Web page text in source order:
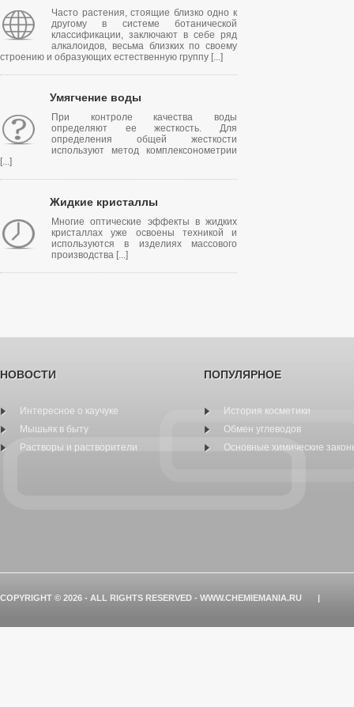
Часто растения, стоящие близко одно к
другому в системе ботанической
классификации, заключают в себе ряд
алкалоидов, весьма близких по своему
строению и образующих естественную группу [...]
Умягчение воды
При контроле качества воды
определяют ее жесткость. Для
определения общей жесткости
используют метод комплексонометрии
[...]
Жидкие кристаллы
Многие оптические эффекты в жидких
кристаллах уже освоены техникой и
используются в изделиях массового
производства [...]
НОВОСТИ
Интересное о каучуке
Мышьяк в быту
Растворы и растворители
ПОПУЛЯРНОЕ
История косметики
Обмен углеводов
Основные химические
COPYRIGHT © 2026 - ALL RIGHTS RESERVED - WWW.CHEMIEMANIA.RU |